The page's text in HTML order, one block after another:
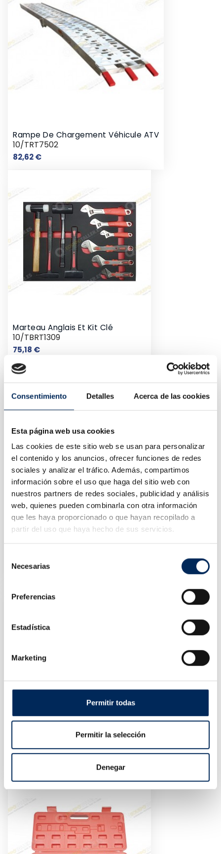
Consentimiento Detalles Acerca de las cookies
Esta página web usa cookies
Las cookies de este sitio web se usan para personalizar
el contenido y los anuncios, ofrecer funciones de redes
sociales y analizar el tráfico. Además, compartimos
información sobre el uso que haga del sitio web con
nuestros partners de redes sociales, publicidad y análisis
web, quienes pueden combinarla con otra información
que les haya proporcionado o que hayan recopilado a
partir del uso que haya hecho de sus servicios.
Necesarias
Preferencias
Estadística
Marketing
Permitir todas
Permitir la selección
Denegar
Rampe De Chargement Véhicule ATV
10/TRT7502
82,62 €Prix
Marteau Anglais Et Kit Clé
10/TBRT1309
75,18 €Prix
10/TRD2003
Jeu De Clés, 22 Pcs
10/TBRT1305